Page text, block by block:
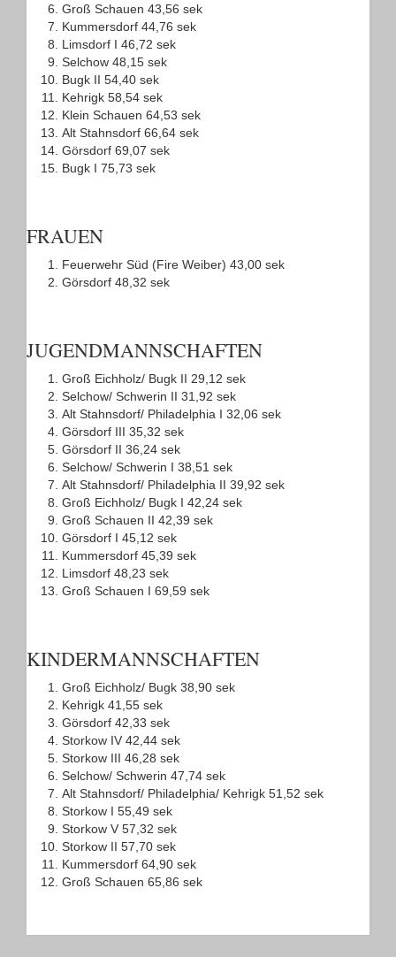
Groß Schauen 43,56 sek
Kummersdorf 44,76 sek
Limsdorf I 46,72 sek
Selchow 48,15 sek
Bugk II 54,40 sek
Kehrigk 58,54 sek
Klein Schauen 64,53 sek
Alt Stahnsdorf 66,64 sek
Görsdorf 69,07 sek
Bugk I 75,73 sek
FRAUEN
Feuerwehr Süd (Fire Weiber) 43,00 sek
Görsdorf 48,32 sek
JUGENDMANNSCHAFTEN
Groß Eichholz/ Bugk II 29,12 sek
Selchow/ Schwerin II 31,92 sek
Alt Stahnsdorf/ Philadelphia I 32,06 sek
Görsdorf III 35,32 sek
Görsdorf II 36,24 sek
Selchow/ Schwerin I 38,51 sek
Alt Stahnsdorf/ Philadelphia II 39,92 sek
Groß Eichholz/ Bugk I 42,24 sek
Groß Schauen II 42,39 sek
Görsdorf I 45,12 sek
Kummersdorf 45,39 sek
Limsdorf 48,23 sek
Groß Schauen I 69,59 sek
KINDERMANNSCHAFTEN
Groß Eichholz/ Bugk 38,90 sek
Kehrigk 41,55 sek
Görsdorf 42,33 sek
Storkow IV 42,44 sek
Storkow III 46,28 sek
Selchow/ Schwerin 47,74 sek
Alt Stahnsdorf/ Philadelphia/ Kehrigk 51,52 sek
Storkow I 55,49 sek
Storkow V 57,32 sek
Storkow II 57,70 sek
Kummersdorf 64,90 sek
Groß Schauen 65,86 sek